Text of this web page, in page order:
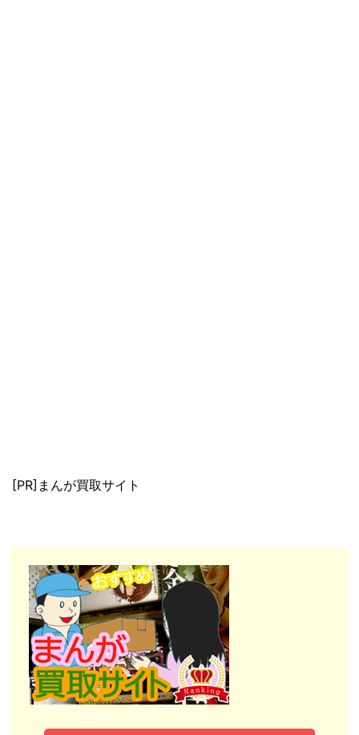
[PR]まんが買取サイト